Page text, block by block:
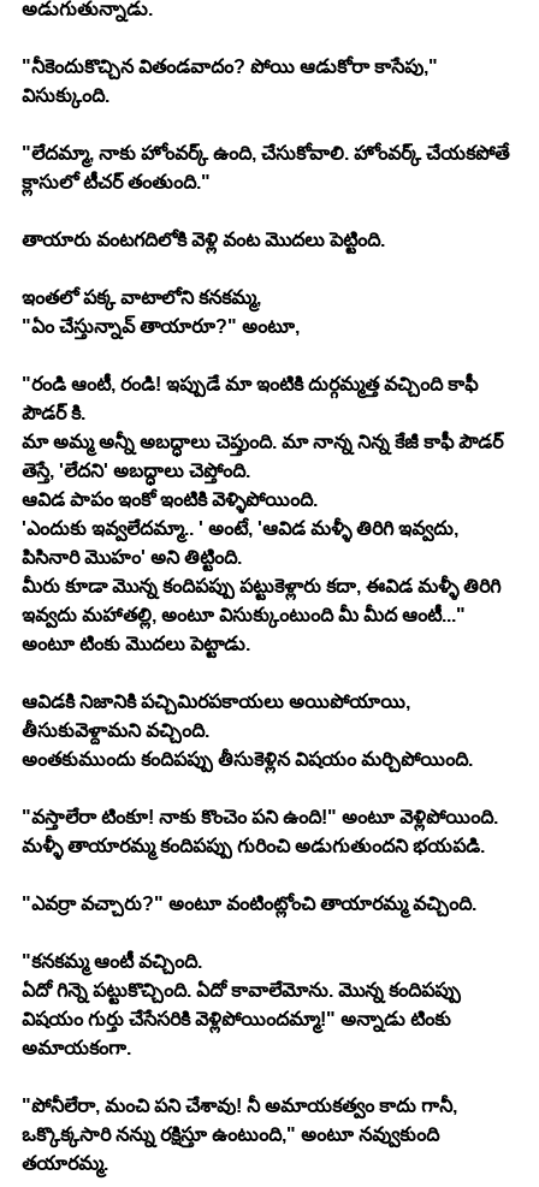
అడుగుతున్నాడు.
"నీకెందుకొచ్చిన వితండవాదం? పోయి ఆడుకోరా కాసేపు,"
విసుక్కుంది.
"లేదమ్మా, నాకు హోంవర్క్ ఉంది, చేసుకోవాలి. హోంవర్క్ చేయకపోతే
క్లాసులో టీచర్ తంతుంది."
తాయారు వంటగదిలోకి వెళ్లి వంట మొదలు పెట్టింది.
ఇంతలో పక్క వాటాలోని కనకమ్మ,
"ఏం చేస్తున్నావ్ తాయారూ?" అంటూ,
"రండి ఆంటీ, రండి! ఇప్పుడే మా ఇంటికి దుర్గమ్మత్త వచ్చింది కాఫీ
పౌడర్ కి.
మా అమ్మ అన్నీ అబద్ధాలు చెప్తుంది. మా నాన్న నిన్న కేజీ కాఫీ పౌడర్
తెస్తే, 'లేదని' అబద్ధాలు చెప్తోంది.
ఆవిడ పాపం ఇంకో ఇంటికి వెళ్ళిపోయింది.
'ఎందుకు ఇవ్వలేదమ్మా.. ' అంటే, 'ఆవిడ మళ్ళీ తిరిగి ఇవ్వదు,
పిసినారి మొహం' అని తిట్టింది.
మీరు కూడా మొన్న కందిపప్పు పట్టుకెళ్లారు కదా, ఈవిడ మళ్ళీ తిరిగి
ఇవ్వదు మహాతల్లి, అంటూ విసుక్కుంటుంది మీ మీద ఆంటీ..."
అంటూ టింకు మొదలు పెట్టాడు.
ఆవిడకి నిజానికి పచ్చిమిరపకాయలు అయిపోయాయి,
తీసుకువెళ్దామని వచ్చింది.
అంతకుముందు కందిపప్పు తీసుకెళ్లిన విషయం మర్చిపోయింది.
"వస్తాలేరా టింకూ! నాకు కొంచెం పని ఉంది!" అంటూ వెళ్లిపోయింది.
మళ్ళీ తాయారమ్మ కందిపప్పు గురించి అడుగుతుందని భయపడి.
"ఎవర్రా వచ్చారు?" అంటూ వంటింట్లోంచి తాయారమ్మ వచ్చింది.
"కనకమ్మ ఆంటీ వచ్చింది.
ఏదో గిన్నె పట్టుకొచ్చింది. ఏదో కావాలేమోను. మొన్న కందిపప్పు
విషయం గుర్తు చేసేసరికి వెళ్లిపోయిందమ్మా!" అన్నాడు టింకు
అమాయకంగా.
"పోనీలేరా, మంచి పని చేశావు! నీ అమాయకత్వం కాదు గానీ,
ఒక్కొక్కసారి నన్ను రక్షిస్తూ ఉంటుంది," అంటూ నవ్వుకుంది
తయారమ్మ.